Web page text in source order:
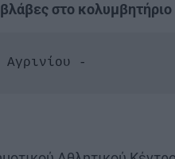
στο κολυμβητήριο
Αγρινίου -